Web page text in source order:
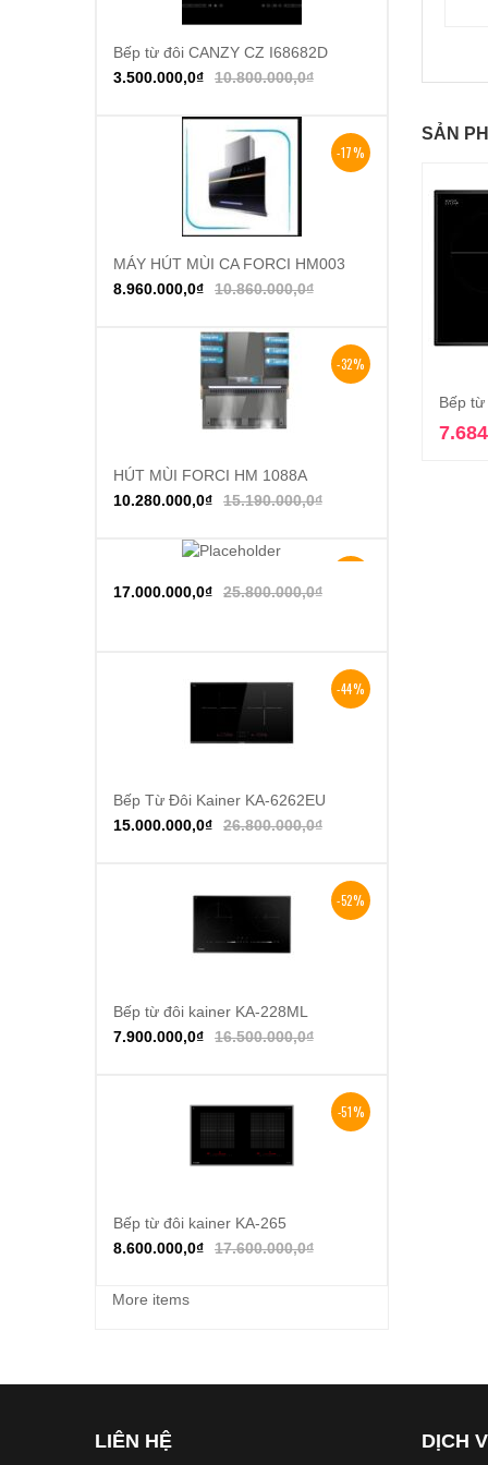
SẢN
Bếp
Thêm vào giỏ hàng
Bếp từ đôi CANZY CZ I68682D
10.800.000,0₫
3.500.000,0₫
-17%
Thêm vào giỏ hàng
MÁY HÚT MÙI CA FORCI HM003
10.860.000,0₫
8.960.000,0₫
-32%
Thêm vào giỏ hàng
HÚT MÙI FORCI HM 1088A
15.190.000,0₫
10.280.000,0₫
Thêm vào giỏ hàng
25.800.000,0₫
17.000.000,0₫
-44%
Thêm vào giỏ hàng
Bếp Từ Đôi Kainer KA-6262EU
26.800.000,0₫
15.000.000,0₫
-52%
Thêm vào giỏ hàng
Bếp từ đôi kainer KA-228ML
16.500.000,0₫
7.900.000,0₫
-51%
Thêm vào giỏ hàng
Bếp từ đôi kainer KA-265
17.600.000,0₫
8.600.000,0₫
More items
LIÊN HỆ DỊCH